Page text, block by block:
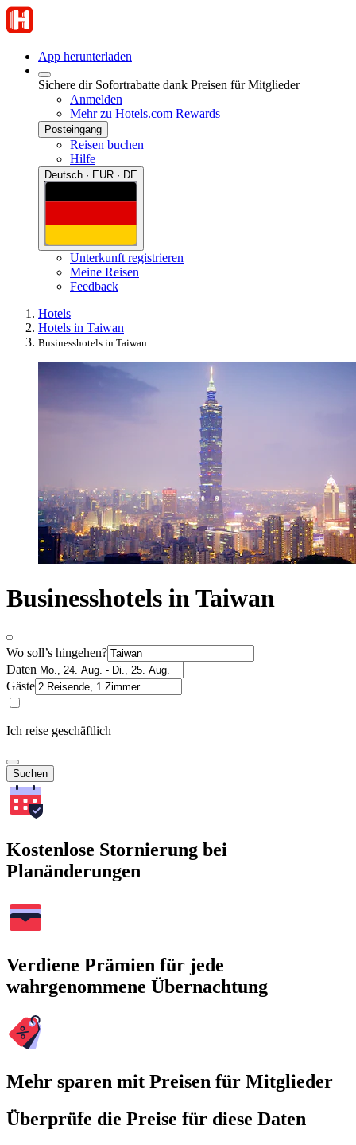
App herunterladen
Sichere dir Sofortrabatte dank Preisen für Mitglieder
Anmelden
Mehr zu Hotels.com Rewards
Posteingang
Reisen buchen
Hilfe
Deutsch · EUR · DE
Unterkunft registrieren
Meine Reisen
Feedback
Hotels
Hotels in Taiwan
Businesshotels in Taiwan
Businesshotels in Taiwan
Wo soll’s hingehen?
Daten
Gäste
Ich reise geschäftlich
Suchen
Kostenlose Stornierung bei
Planänderungen
Verdiene Prämien für jede
wahrgenommene Übernachtung
Mehr sparen mit Preisen für Mitglieder
Überprüfe die Preise für diese Daten